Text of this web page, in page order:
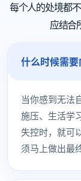
每个人的处境都
应结合
什么时候需要
当你感到无法
施压、生活学
失控时，就可
须马上做出最